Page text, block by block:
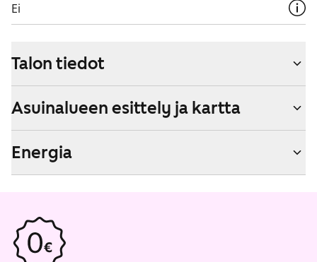
Ei
Talon tiedot
Asuinalueen esittely ja kartta
Energia